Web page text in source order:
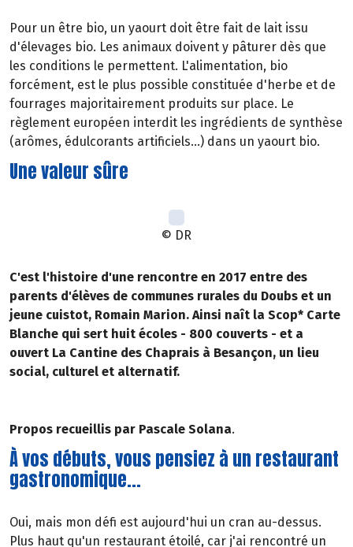
Pour un être bio, un yaourt doit être fait de lait issu
d'élevages bio. Les animaux doivent y pâturer dès que
les conditions le permettent. L'alimentation, bio
forcément, est le plus possible constituée d'herbe et de
fourrages majoritairement produits sur place. Le
règlement européen interdit les ingrédients de synthèse
(arômes, édulcorants artificiels...) dans un yaourt bio.
Une valeur sûre
© DR
C'est l'histoire d'une rencontre en 2017 entre des
parents d'élèves de communes rurales du Doubs et un
jeune cuistot, Romain Marion. Ainsi naît la Scop* Carte
Blanche qui sert huit écoles - 800 couverts - et a
ouvert La Cantine des Chaprais à Besançon, un lieu
social, culturel et alternatif.
Propos recueillis par Pascale Solana.
À vos débuts, vous pensiez à un restaurant
gastronomique...
Oui, mais mon défi est aujourd'hui un cran au-dessus.
Plus haut qu'un restaurant étoilé, car j'ai rencontré un